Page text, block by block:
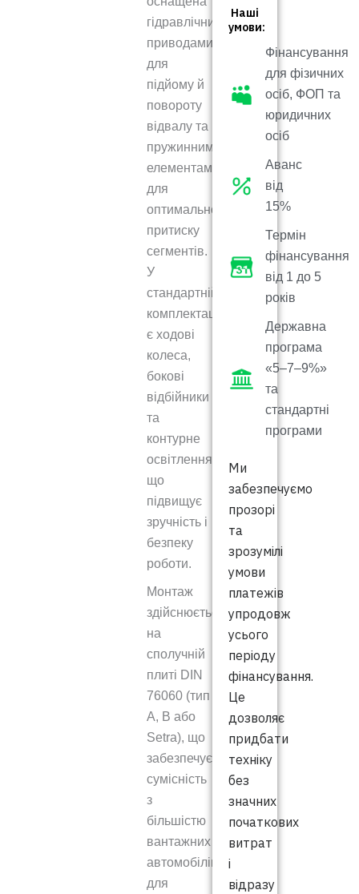
гідравлічними
приводами
для
підйому й
повороту
відвалу та
пружинними
елементами
для
оптимального
притиску
сегментів.
У
стандартній
комплектації
є ходові
колеса,
бокові
відбійники
та
контурне
освітлення,
що
підвищує
зручність і
безпеку
роботи.
Монтаж
здійснюється
на
сполучній
плиті DIN
76060 (тип
A, B або
Setra), що
забезпечує
сумісність
з
більшістю
вантажних
автомобілів
для
Наші
умови:
Фінансування
для фізичних
осіб, ФОП та
юридичних
осіб
Аванс
від
15%
Термін
фінансування
від 1 до 5
років
Державна
програма
«5–7–9%»
та
стандартні
програми
Ми
забезпечуємо
прозорі
та
зрозумілі
умови
платежів
упродовж
усього
періоду
фінансування.
Це
дозволяє
придбати
техніку
без
значних
початкових
витрат
і
відразу